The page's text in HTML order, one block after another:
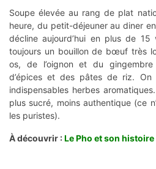
Soupe élevée au rang de plat
heure, du petit-déjeuner au diner
décline aujourd’hui en plus de
toujours un bouillon de bœuf très
os, de l’oignon et du
d’épices et des pâtes de riz.
indispensables herbes
plus sucré, moins authentique (ce
les puristes).
À découvrir :Le Pho et son histoire